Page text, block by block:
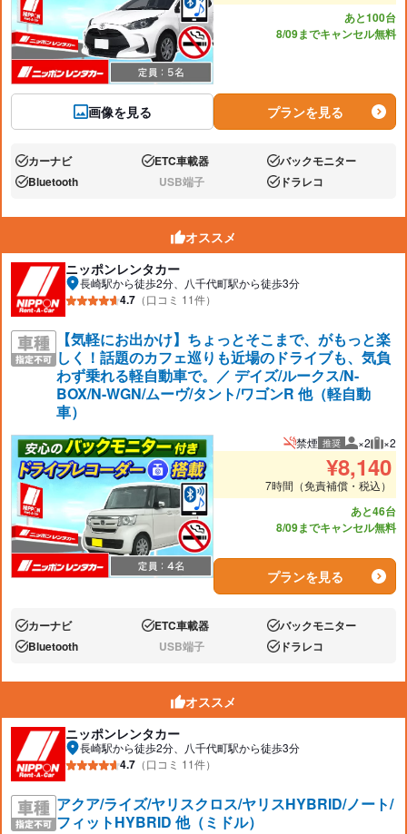
画像を見る
あと100台
8/09までキャンセル無料
プランを見る
あり:カーナビ あり:ETC車載器 あり:バックモニター
あり:Bluetooth なし:USB端子 あり:ドラレコ
オススメ
ニッポンレンタカー
長崎駅から徒歩2分、八千代町駅から徒歩3分
4.7 （口コミ 11件）
【気軽にお出かけ】ちょっとそこまで、がもっと楽
しく！話題のカフェ巡りも近場のドライブも、気負
わず乗れる軽自動車で。／ デイズ/ルークス/N-
BOX/N-WGN/ムーヴ/タント/ワゴンR 他（軽自動
車）
禁煙 推奨 推奨人数
×2 推奨
×2
¥8,140
7時間（免責補償・税込）
あと46台
8/09までキャンセル無料
プランを見る
あり:カーナビ あり:ETC車載器 あり:バックモニター
あり:Bluetooth なし:USB端子 あり:ドラレコ
オススメ
ニッポンレンタカー
長崎駅から徒歩2分、八千代町駅から徒歩3分
4.7 （口コミ 11件）
アクア/ライズ/ヤリスクロス/ヤリスHYBRID/ノート/
フィットHYBRID 他（ミドル）